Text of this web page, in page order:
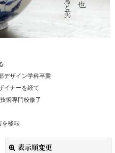
イン学科卒業
ーを経て
門校修了
移転
表示順変更